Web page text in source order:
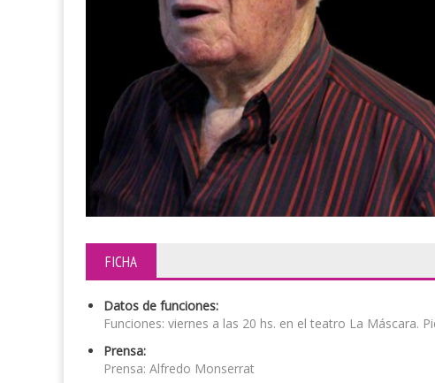
FICHA
Datos de funciones:
Funciones: viernes a las 20 hs. en el teatro La Máscara.
Prensa:
Prensa: Alfredo Monserrat